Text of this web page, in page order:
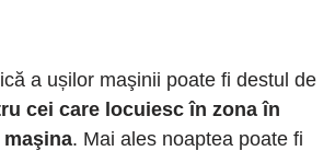
a ușilor maşinii poate fi destul de
cei care locuiesc în zona în
. Mai ales noaptea poate fi